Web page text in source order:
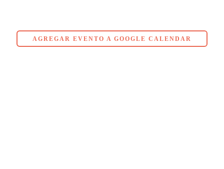
AGREGAR EVENTO A GOOGLE CALENDAR